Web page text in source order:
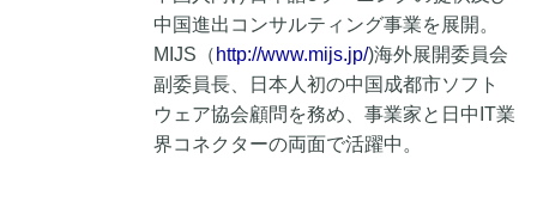
中国進出コンサルティング事業を展開。
MIJS（ http://www.mijs.jp/)海外展開委員会
副委員長、日本人初の中国成都市ソフト
ウェア協会顧問を務め、事業家と日中IT業
界コネクターの両面で活躍中。